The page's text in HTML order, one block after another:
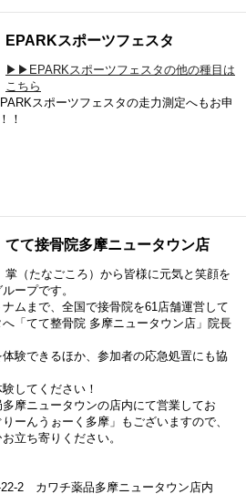
EPARKスポーツフェスタ
▶▶EPARKスポーツフェスタの他の種目は
こちら
スポーツフェスタの走力測定へもお申
！
てて接骨院多摩ニュータウン店
掌（たなごころ）から皆様に元気と笑顔を
ープです。
ムまで、全国で接骨院を61店舗運営して
「てて整骨院 多摩ニュータウン店」院長
験できるほか、参加者の応急処置にも協
してください！
摩ニュータウンの店内にて営業してお
ーんうぉーく多摩」もございますので、
立ち寄りください。
2 カワチ薬品多摩ニュータウン店内